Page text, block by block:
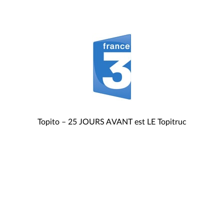
NAVIGATIONTopito – 25 JOURS AVANT est LE Topitruc